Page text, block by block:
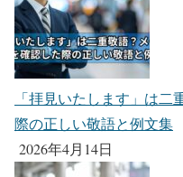
「拝見いたします」は
際の正しい敬語と例文集
2026年4月14日